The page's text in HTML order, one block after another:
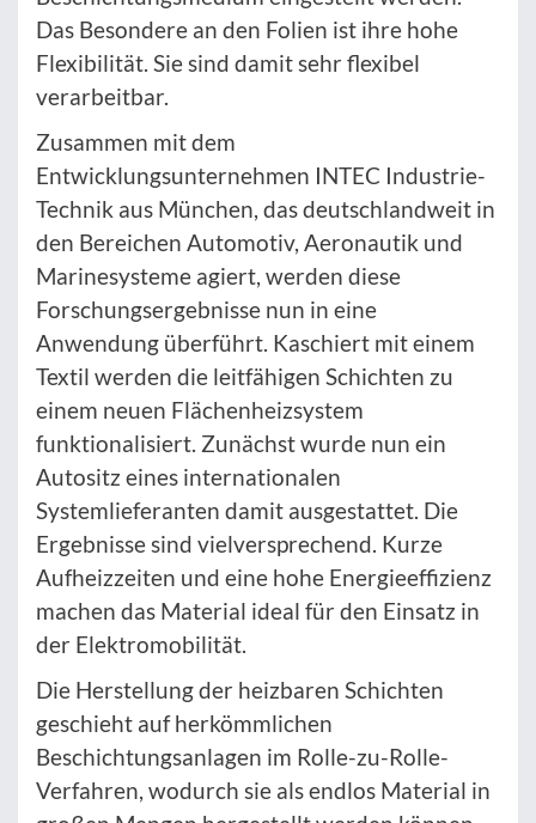
Das Besondere an den Folien ist ihre hohe
Flexibilität. Sie sind damit sehr flexibel
verarbeitbar.
Zusammen mit dem
Entwicklungsunternehmen INTEC Industrie-
Technik aus München, das deutschlandweit in
den Bereichen Automotiv, Aeronautik und
Marinesysteme agiert, werden diese
Forschungsergebnisse nun in eine
Anwendung überführt. Kaschiert mit einem
Textil werden die leitfähigen Schichten zu
einem neuen Flächenheizsystem
funktionalisiert. Zunächst wurde nun ein
Autositz eines internationalen
Systemlieferanten damit ausgestattet. Die
Ergebnisse sind vielversprechend. Kurze
Aufheizzeiten und eine hohe Energieeffizienz
machen das Material ideal für den Einsatz in
der Elektromobilität.
Die Herstellung der heizbaren Schichten
geschieht auf herkömmlichen
Beschichtungsanlagen im Rolle-zu-Rolle-
Verfahren, wodurch sie als endlos Material in